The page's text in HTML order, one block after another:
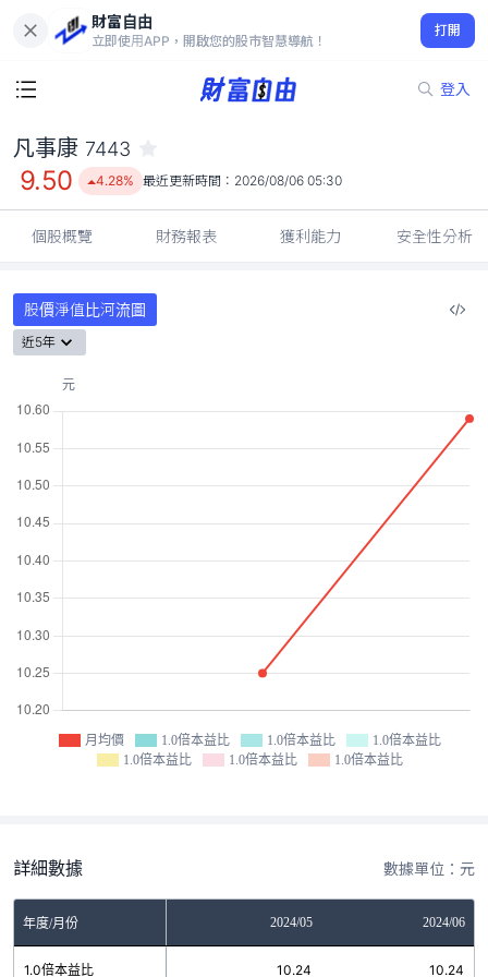
財富自由
立即使用APP，開啟您的股市智慧導航！
打開
登入
9.50
4.28%
凡事康 7443
9.50 4.28% 最近更新時間： 2026/08/06 05:30
個股概覽 財務報表 獲利能力 安全性分析
股價淨值比河流圖
近5年
月均價 1.0倍本益比 1.0倍本益比
1.0倍本益比
1.0倍本益比
1.0倍本益比 1.0倍本益比
詳細數據 數據單位：元
年度/月份 2024/05 2024/06
1.0倍本益比 10.24 10.24